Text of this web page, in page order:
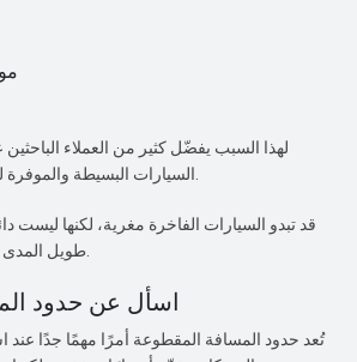
لهذا السبب يفضّل كثير من العملاء
السيارات البسيطة والموفرة للوقود للاستخدام اليومي.
قد تبدو السيارات الفاخرة مغرية، لكنها ليست
طويل المدى إذا كنت تريد توفير المال.
اسأل عن حدود
تُعد حدود المسافة المقطوعة أمرًا مهمًا جدًا عند